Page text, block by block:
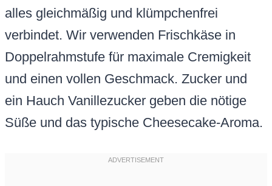
alles gleichmäßig und klümpchenfrei
verbindet. Wir verwenden Frischkäse in
Doppelrahmstufe für maximale Cremigkeit
und einen vollen Geschmack. Zucker und
ein Hauch Vanillezucker geben die nötige
Süße und das typische Cheesecake-Aroma.